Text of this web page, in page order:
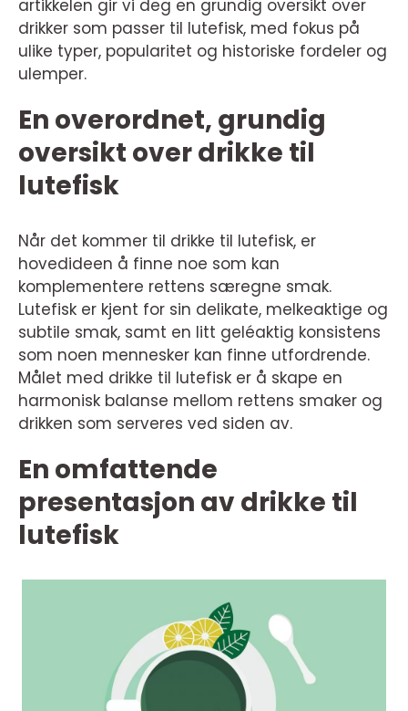
artikkelen gir vi deg en grundig oversikt over
drikker som passer til lutefisk, med fokus på
ulike typer, popularitet og historiske fordeler og
ulemper.
En overordnet, grundig
oversikt over drikke til
lutefisk
Når det kommer til drikke til lutefisk, er
hovedideen å finne noe som kan
komplementere rettens særegne smak.
Lutefisk er kjent for sin delikate, melkeaktige og
subtile smak, samt en litt geléaktig konsistens
som noen mennesker kan finne utfordrende.
Målet med drikke til lutefisk er å skape en
harmonisk balanse mellom rettens smaker og
drikken som serveres ved siden av.
En omfattende
presentasjon av drikke til
lutefisk